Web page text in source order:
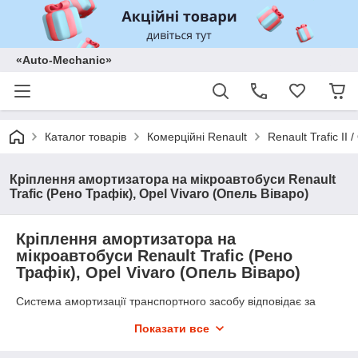
«Auto-Mechanic»
Каталог товарів Комерційні Renault Renault Trafic II
Кріплення амортизатора на мікроавтобуси Renault
Trafic (Рено Трафік), Opel Vivaro (Опель Віваро)
Кріплення амортизатора на
мікроавтобуси Renault Trafic (Рено
Трафік), Opel Vivaro (Опель Віваро)
Система амортизації транспортного засобу відповідає за
здійснює гасіння ударів і коливань. Саме амортизатори
Показати все